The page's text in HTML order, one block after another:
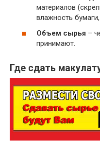
цветной печатью
~ 6
Книги, журналы,
каталоги,
брошюры,
проспекты
~ 5,5
производства и
использования
газет и газетной
бумаги
~ 3
руб.
Бумажные
гильзы, шпули,
втулки
материалов
влажность
Объем сырья –
принимают.
Где сдать